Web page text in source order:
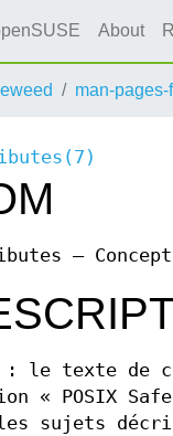
About
man-pages-
–
: le texte de
« POSIX
sujets